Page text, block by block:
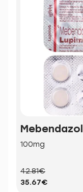
Mebendazol
100mg
42.81€
35.67€